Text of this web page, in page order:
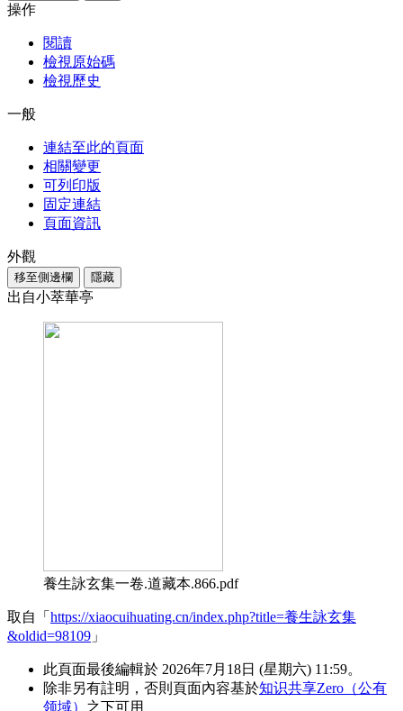
操作
閱讀
檢視原始碼
檢視歷史
一般
連結至此的頁面
相關變更
可列印版
固定連結
頁面資訊
外觀
移至側邊欄 隱藏
出自小萃華亭
養生詠玄集一卷.道藏本.866.pdf
取自「 https://xiaocuihuating.cn/index.php?title=養生詠玄集
&oldid=98109 」
此頁面最後編輯於 2026年7月18日 (星期六) 11:59。
除非另有註明，否則頁面內容基於知识共享Zero（公有
领域） 之下可用